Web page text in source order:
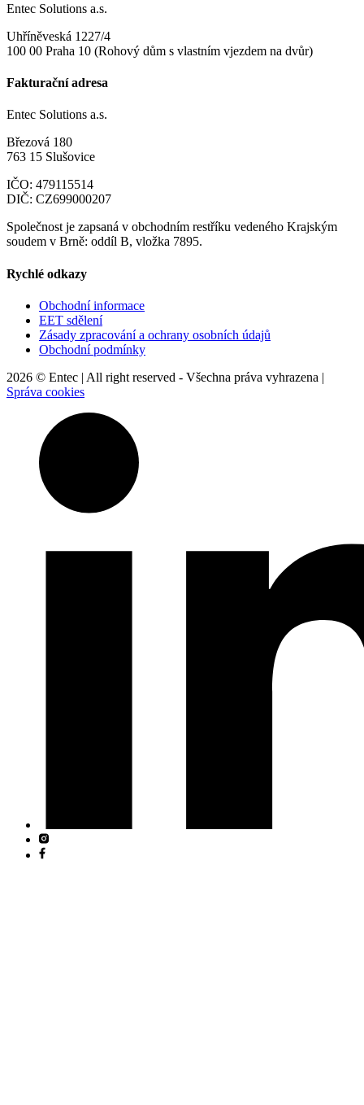
Entec Solutions a.s.
Uhříněveská 1227/4
100 00 Praha 10 (Rohový dům s vlastním vjezdem na dvůr)
Fakturační adresa
Entec Solutions a.s.
Březová 180
763 15 Slušovice
IČO: 479115514
DIČ: CZ699000207
Společnost je zapsaná v obchodním restříku vedeného Krajským
soudem v Brně: oddíl B, vložka 7895.
Rychlé odkazy
Obchodní informace
EET sdělení
Zásady zpracování a ochrany osobních údajů
Obchodní podmínky
2026 © Entec | All right reserved - Všechna práva vyhrazena |
Správa cookies